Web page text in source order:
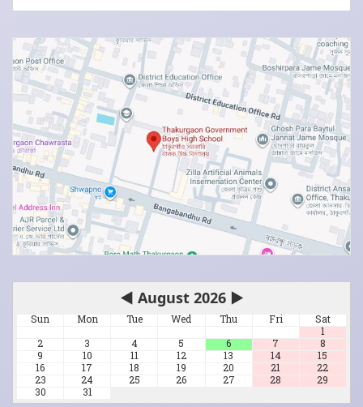
◀ August 2026 ▶
Sun Mon Tue Wed Thu Fri
Sat
1
2
3 4 5 6 7
8
9
10 11 12 13 14
15
16
17 18 19 20 21
22
23
24 25 26 27 28
29
30
31